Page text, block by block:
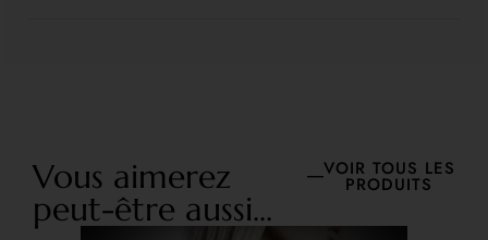
Vous aimerez
peut-être aussi...
VOIR TOUS LES
PRODUITS